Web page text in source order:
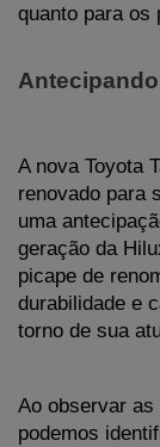
quanto para os
A nova Toyota
renovado para
uma
geração da
picape de
durabilidade e
torno de sua
Ao observar
podemos